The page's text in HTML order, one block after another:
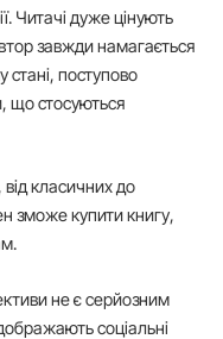
Читачі дуже цінують
завжди намагається
поступово
що стосуються
від класичних до
зможе купити книгу,
не є серйозним
соціальні